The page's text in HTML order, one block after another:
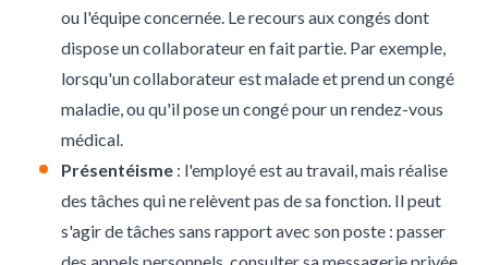
ou l'équipe concernée. Le recours aux congés dont
dispose un collaborateur en fait partie. Par exemple,
lorsqu'un collaborateur est malade et prend un congé
maladie, ou qu'il pose un congé pour un rendez-vous
médical.
Présentéisme : l'employé est au travail, mais réalise
des tâches qui ne relèvent pas de sa fonction. Il peut
s'agir de tâches sans rapport avec son poste : passer